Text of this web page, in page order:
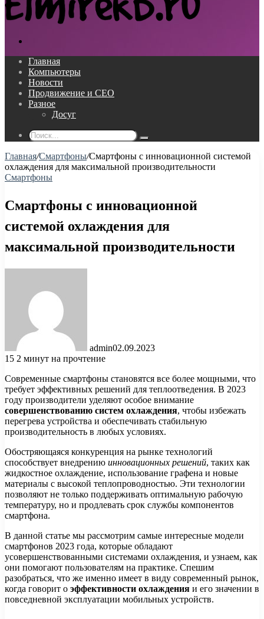
Главная
Компьютеры
Новости
Продвижение и СЕО
Разное
Досуг
Поиск...
Главная/Смартфоны/Смартфоны с инновационной системой
охлаждения для максимальной производительности
Смартфоны
Смартфоны с инновационной
системой охлаждения для
максимальной производительности
admin02.09.2023
15 2 минут на прочтение
Современные смартфоны становятся все более мощными, что
требует эффективных решений для теплоотведения. В 2023
году производители уделяют особое внимание
совершенствованию систем охлаждения, чтобы избежать
перегрева устройства и обеспечивать стабильную
производительность в любых условиях.
Обостряющаяся конкуренция на рынке технологий
способствует внедрению инновационных решений, таких как
жидкостное охлаждение, использование графена и новые
материалы с высокой теплопроводностью. Эти технологии
позволяют не только поддерживать оптимальную рабочую
температуру, но и продлевать срок службы компонентов
смартфона.
В данной статье мы рассмотрим самые интересные модели
смартфонов 2023 года, которые обладают
усовершенствованными системами охлаждения, и узнаем, как
они помогают пользователям на практике. Спешим
разобраться, что же именно имеет в виду современный рынок,
когда говорит о эффективности охлаждения и его значении в
повседневной эксплуатации мобильных устройств.